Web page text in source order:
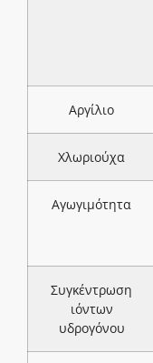
Αργίλιο
Χλωριούχα
Αγωγιμότητα
Συγκέντρωση
ιόντων
υδρογόνου